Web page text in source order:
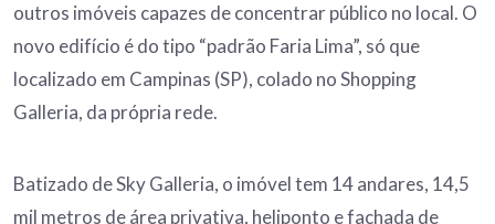
outros imóveis capazes de concentrar público no local. O
novo edifício é do tipo “padrão Faria Lima”, só que
localizado em Campinas (SP), colado no Shopping
Galleria, da própria rede.
Batizado de Sky Galleria, o imóvel tem 14 andares, 14,5
mil metros de área privativa, heliponto e fachada de